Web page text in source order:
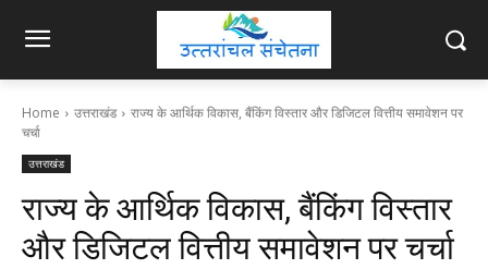
Home उत्तराखंड
राज्य के आर्थिक विकास, बैंकिंग विस्तार और डिजिटल वित्तीय समावेशन पर
चर्चा
उत्तराखंड
राज्य के आर्थिक विकास, बैंकिंग विस्तार
और डिजिटल वित्तीय समावेशन पर चर्चा